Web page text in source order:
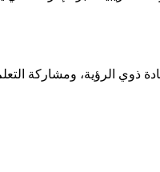
ذوي الرؤية، ومشاركة